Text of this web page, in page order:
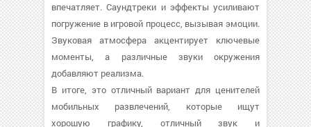
впечатляет. Саундтреки и эффекты усиливают
погружение в игровой процесс, вызывая эмоции.
Звуковая атмосфера акцентирует ключевые
моменты, а различные звуки окружения
добавляют реализма.
В итоге, это отличный вариант для ценителей
мобильных развлечений, которые ищут
хорошую графику, отличный звук и